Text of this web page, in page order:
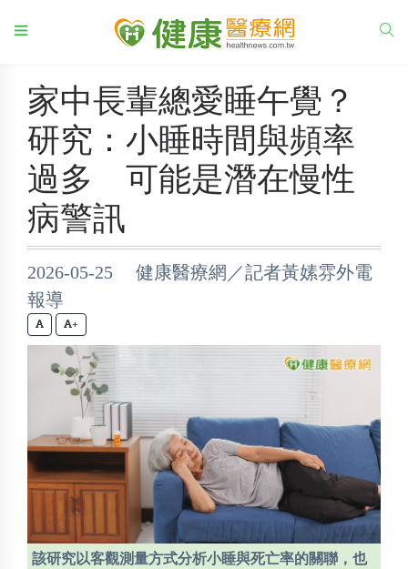
家中長輩總愛睡午覺？
研究：小睡時間與頻率
過多 可能是潛在慢性
病警訊
2026-05-25 健康醫療網／記者黃嫊雰外電
報導
+
該研究以客觀測量方式分析小睡與死亡率的關聯，也